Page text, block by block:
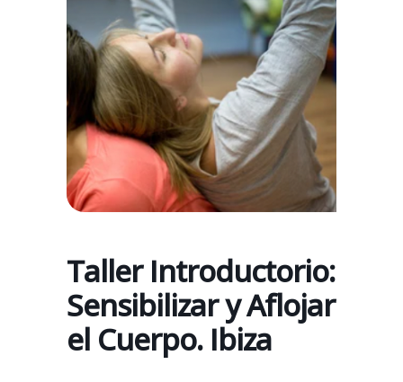
Taller Introductorio:
Sensibilizar y Aflojar
el Cuerpo. Ibiza